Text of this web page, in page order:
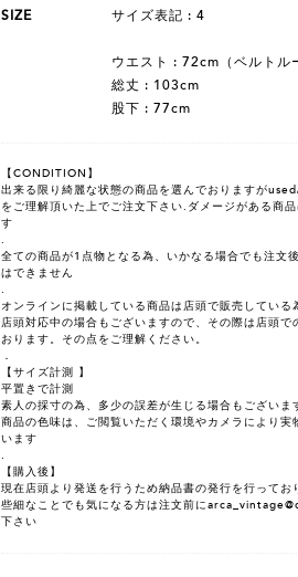
SIZE サイズ表記 : 4
ウエスト : 72cm（ベルトル
総丈 : 103cm
股下 : 77cm
【CONDITION】
出来る限り綺麗な状態の商品を選んでおりますが
をご理解頂いた上でご注文下さい.ダメージがある商
す
.
全ての商品が1点物となる為、いかなる場合でも注文
はできません
.
オンラインに掲載している商品は店頭で販売している
店頭対応中の場合もございますので、その際は店頭で
おります。その点をご理解ください。
．
【サイズ計測 】
平置きで計測
素人の採寸の為、多少の誤差が生じる場合もございま
商品の色味は、ご閲覧いただく環境やカメラにより実
います
.
【購入後】
現在店頭より発送を行うため納品書の発行を行ってお
些細なことでも気になる方は注文前に
下さい